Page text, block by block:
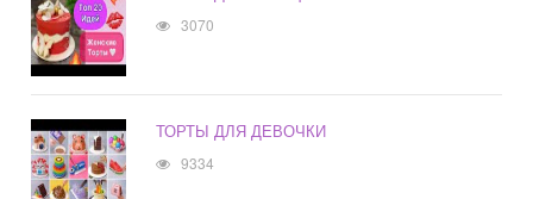
3070
ТОРТЫ ДЛЯ ДЕВОЧКИ
9334